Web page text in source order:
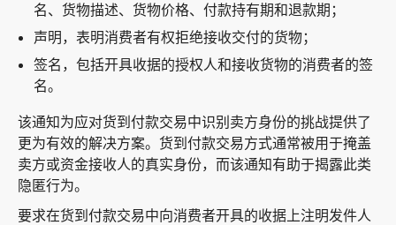
名、货物描述、货物价格、付款持有期和退款期；
声明，表明消费者有权拒绝接收交付的货物；
签名，包括开具收据的授权人和接收货物的消费者的签
名。
该通知为应对货到付款交易中识别卖方身份的挑战提供了
更为有效的解决方案。货到付款交易方式通常被用于掩盖
卖方或资金接收人的真实身份，而该通知有助于揭露此类
隐匿行为。
要求在货到付款交易中向消费者开具的收据上注明发件人